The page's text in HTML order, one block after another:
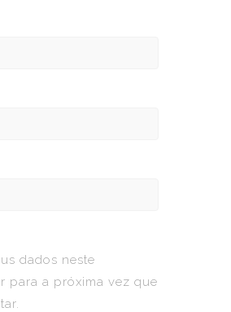
dados neste
para a próxima vez que